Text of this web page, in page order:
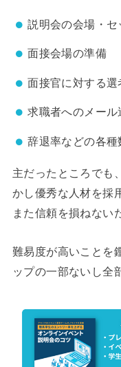
説明会の会場・セ
面接会場の準備
面接官に対する
求職者へのメール
辞退率などの各種
主だったところでも
かし優秀な人材を採
また信頼を損ねない
難易度が高いことを
ップの一部ないし全